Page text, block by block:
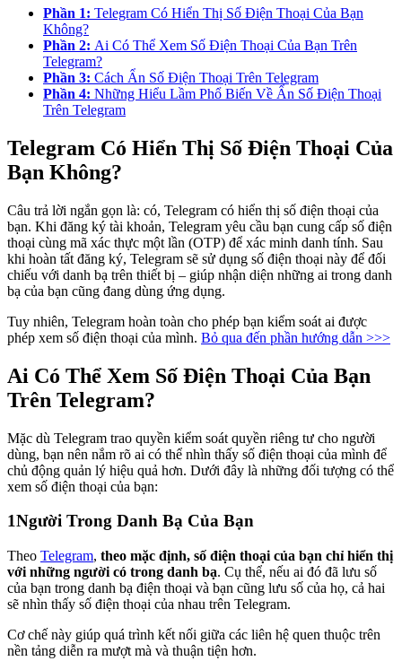
Phần 1: Telegram Có Hiển Thị Số Điện Thoại Của Bạn
Không?
Phần 2: Ai Có Thể Xem Số Điện Thoại Của Bạn Trên
Telegram?
Phần 3: Cách Ẩn Số Điện Thoại Trên Telegram
Phần 4: Những Hiểu Lầm Phổ Biến Về Ẩn Số Điện Thoại
Trên Telegram
Telegram Có Hiển Thị Số Điện Thoại Của
Bạn Không?
Câu trả lời ngắn gọn là: có, Telegram có hiển thị số điện thoại của
bạn. Khi đăng ký tài khoản, Telegram yêu cầu bạn cung cấp số điện
thoại cùng mã xác thực một lần (OTP) để xác minh danh tính. Sau
khi hoàn tất đăng ký, Telegram sẽ sử dụng số điện thoại này để đối
chiếu với danh bạ trên thiết bị – giúp nhận diện những ai trong danh
bạ của bạn cũng đang dùng ứng dụng.
Tuy nhiên, Telegram hoàn toàn cho phép bạn kiểm soát ai được
phép xem số điện thoại của mình. Bỏ qua đến phần hướng dẫn >>>
Ai Có Thể Xem Số Điện Thoại Của Bạn
Trên Telegram?
Mặc dù Telegram trao quyền kiểm soát quyền riêng tư cho người
dùng, bạn nên nắm rõ ai có thể nhìn thấy số điện thoại của mình để
chủ động quản lý hiệu quả hơn. Dưới đây là những đối tượng có thể
xem số điện thoại của bạn:
1Người Trong Danh Bạ Của Bạn
Theo Telegram, theo mặc định, số điện thoại của bạn chỉ hiển thị
với những người có trong danh bạ. Cụ thể, nếu ai đó đã lưu số
của bạn trong danh bạ điện thoại và bạn cũng lưu số của họ, cả hai
sẽ nhìn thấy số điện thoại của nhau trên Telegram.
Cơ chế này giúp quá trình kết nối giữa các liên hệ quen thuộc trên
nền tảng diễn ra mượt mà và thuận tiện hơn.